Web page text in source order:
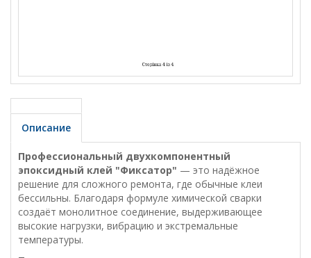
Описание
Профессиональный двухкомпонентный
эпоксидный клей "Фиксатор" — это надёжное
решение для сложного ремонта, где обычные клеи
бессильны. Благодаря формуле химической сварки
создаёт монолитное соединение, выдерживающее
высокие нагрузки, вибрацию и экстремальные
температуры.